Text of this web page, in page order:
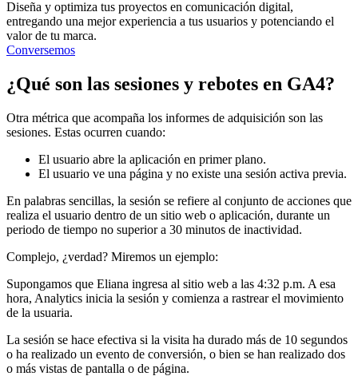
Diseña y optimiza tus proyectos en comunicación digital,
entregando una mejor experiencia a tus usuarios y potenciando el
valor de tu marca.
Conversemos
¿Qué son las sesiones y rebotes en GA4?
Otra métrica que acompaña los informes de adquisición son las
sesiones. Estas ocurren cuando:
El usuario abre la aplicación en primer plano.
El usuario ve una página y no existe una sesión activa previa.
En palabras sencillas, la sesión se refiere al conjunto de acciones que
realiza el usuario dentro de un sitio web o aplicación, durante un
periodo de tiempo no superior a 30 minutos de inactividad.
Complejo, ¿verdad? Miremos un ejemplo:
Supongamos que Eliana ingresa al sitio web a las 4:32 p.m. A esa
hora, Analytics inicia la sesión y comienza a rastrear el movimiento
de la usuaria.
La sesión se hace efectiva si la visita ha durado más de 10 segundos
o ha realizado un evento de conversión, o bien se han realizado dos
o más vistas de pantalla o de página.